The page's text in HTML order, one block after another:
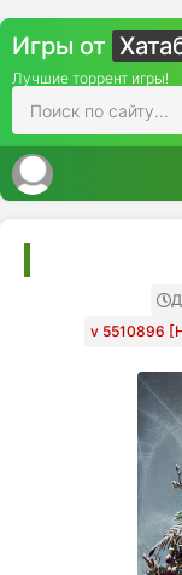
Игры от
Лучшие торрент игры!
v 5510896